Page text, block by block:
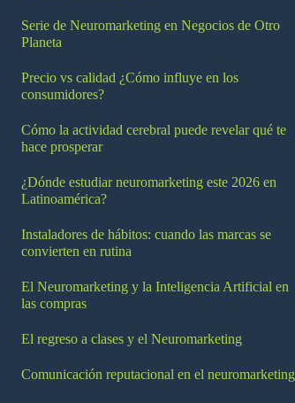
Serie de Neuromarketing en Negocios de Otro
Planeta
Precio vs calidad ¿Cómo influye en los
consumidores?
Cómo la actividad cerebral puede revelar qué te
hace prosperar
¿Dónde estudiar neuromarketing este 2026 en
Latinoamérica?
Instaladores de hábitos: cuando las marcas se
convierten en rutina
El Neuromarketing y la Inteligencia Artificial en
las compras
El regreso a clases y el Neuromarketing
Comunicación reputacional en el neuromarketing